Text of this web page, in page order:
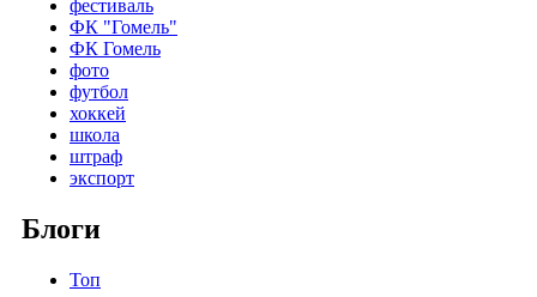
фестиваль
ФК "Гомель"
ФК Гомель
фото
футбол
хоккей
школа
штраф
экспорт
Блоги
Топ